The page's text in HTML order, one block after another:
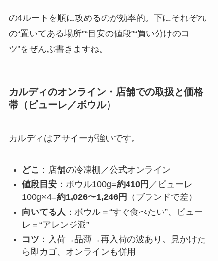
の4ルートを順に攻めるのが効率的。下にそれぞれ
の“置いてある場所”“目安の値段”“買い分けのコ
ツ”をぜんぶ書きますね。
カルディのオンライン・店舗での取扱と価格
帯（ピューレ／ボウル）
カルディはアサイーが強いです。
どこ ：店舗の冷凍棚／公式オンライン
値段目安：ボウル100g=約410円 ／ピューレ
100g×4=約1,026〜1,246円
（ブランドで差）
向いてる人 ：ボウル＝“すぐ食べたい”、ピュー
レ＝“アレンジ派”
コツ ：入荷→品薄→再入荷の波あり。見かけた
ら即カゴ、オンラインも併用